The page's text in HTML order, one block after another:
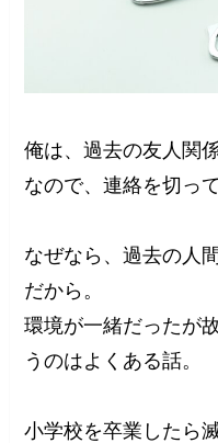
俺は、過去の友人関
なので、連絡を切っ
なぜなら、過去の人
だから。
環境が一緒だったが
うのはよくある話。
小学校を卒業したら